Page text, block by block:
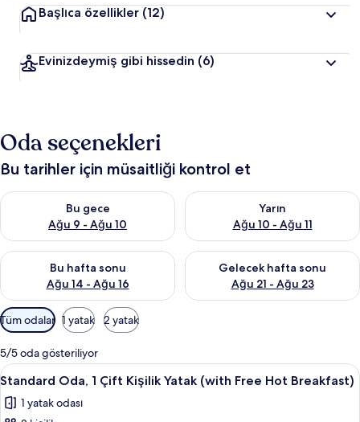
Başlıca özellikler (12)
Evinizdeymiş gibi hissedin (6)
Oda seçenekleri
Bu tarihler için müsaitliği kontrol et
Bu gece
Ağu 9 - Ağu 10
Bu gece için müsaitliği kontrol et Ağu 9 - Ağu 10
Yarın
Ağu 10 - Ağu 11
Yarın için müsaitliği kontrol et
Bu hafta sonu
Ağu 14 - Ağu 16
Bu hafta sonu için müsaitliği kontrol et Ağu 14 - Ağu 16
Gelecek hafta sonu
Ağu 21 - Ağu 23
Önümüzdeki hafta sonu için
Odalar
için
mevcut
filtreler
Tüm odalar 1 yatak 2 yatak
5/5 oda gösteriliyor
Standard
Oda,
1 yatak odası, anti alerjik yatak
4
Standard Oda, 1 Çift Kişilik Yatak (with Free Hot Breakfast)
1 yatak odası